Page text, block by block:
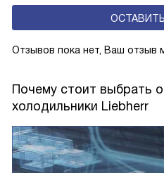
Отзывов пока нет, Ваш отзыв
Почему стоит выбрать
холодильники Liebherr